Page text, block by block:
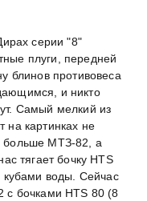
серии "8"
плуги, передней
блинов противовеса
и никто
Самый мелкий из
на картинках не
больше МТЗ-82, а
тягает бочку HTS
воды. Сейчас
с бочками HTS 80 (8